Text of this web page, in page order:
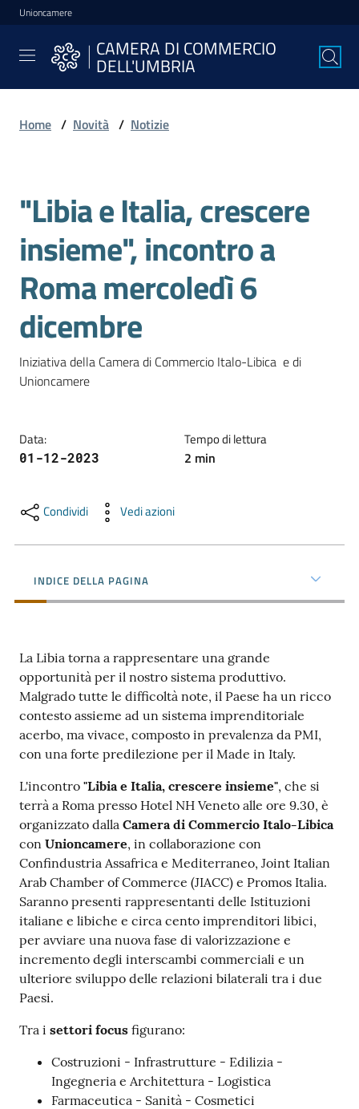
Vai al contenuto
Vai alla navigazione
Vai al footer
Unioncamere
CAMERA DI COMMERCIO
DELL'UMBRIA
CAMERA DI
COMMERCIO
DELL'UMBRIA
Avviare
l'Impresa
Gestire
l'Impresa
e
il
Tutelare
il
L'Impresa
Digitale
Ac
ce
di
Re
gis
tra
ti
Seguici
Home / Novità / Notizie
Salta al contenuto
"Libia e Italia, crescere
insieme", incontro a
Roma mercoledì 6
dicembre
Iniziativa della Camera di Commercio Italo-Libica  e di
Unioncamere
Data:
01-12-2023
Tempo di lettura
2 min
Condividi Vedi azioni
INDICE DELLA PAGINA
La Libia torna a rappresentare una grande
opportunità per il nostro sistema produttivo.
Malgrado tutte le difficoltà note, il Paese ha un ricco
contesto assieme ad un sistema imprenditoriale
acerbo, ma vivace, composto in prevalenza da PMI,
con una forte predilezione per il Made in Italy.
L'incontro "Libia e Italia, crescere insieme", che si
terrà a Roma presso Hotel NH Veneto alle ore 9.30, è
organizzato dalla Camera di Commercio Italo-Libica
con Unioncamere, in collaborazione con
Confindustria Assafrica e Mediterraneo, Joint Italian
Arab Chamber of Commerce (JIACC) e Promos Italia.
Saranno presenti rappresentanti delle Istituzioni
italiane e libiche e circa cento imprenditori libici,
per avviare una nuova fase di valorizzazione e
incremento degli interscambi commerciali e un
ulteriore sviluppo delle relazioni bilaterali tra i due
Paesi.
Tra i settori focus figurano:
Costruzioni - Infrastrutture - Edilizia -
Ingegneria e Architettura - Logistica
Farmaceutica - Sanità - Cosmetici